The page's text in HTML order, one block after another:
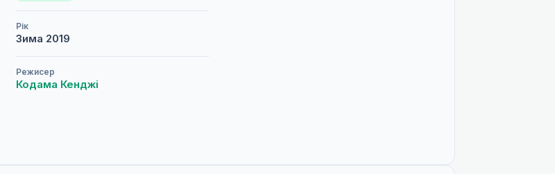
Рік
Зима 2019
Режисер
Кодама Кенджі